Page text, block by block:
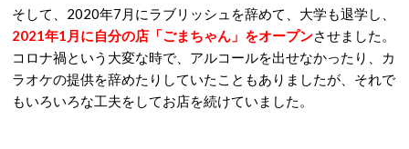
そして、2020年7月にラブリッシュを辞めて、大学も退学し、
2021年1月に自分の店「ごまちゃん」をオープンさせました。
コロナ禍という大変な時で、アルコールを出せなかったり、カ
ラオケの提供を辞めたりしていたこともありましたが、それで
もいろいろな工夫をしてお店を続けていました。